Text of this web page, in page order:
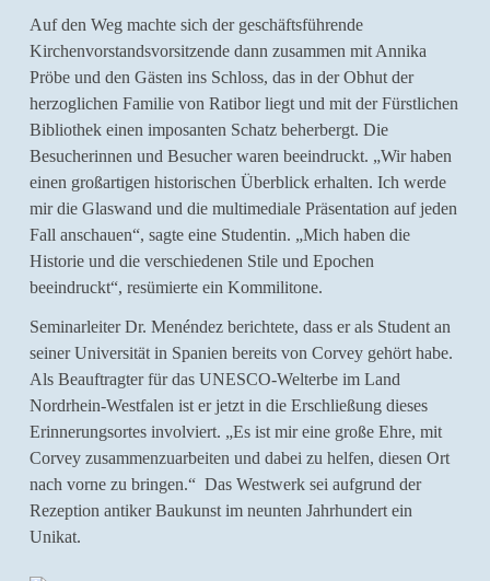
Auf den Weg machte sich der geschäftsführende
Kirchenvorstandsvorsitzende dann zusammen mit Annika
Pröbe und den Gästen ins Schloss, das in der Obhut der
herzoglichen Familie von Ratibor liegt und mit der Fürstlichen
Bibliothek einen imposanten Schatz beherbergt. Die
Besucherinnen und Besucher waren beeindruckt. „Wir haben
einen großartigen historischen Überblick erhalten. Ich werde
mir die Glaswand und die multimediale Präsentation auf jeden
Fall anschauen“, sagte eine Studentin. „Mich haben die
Historie und die verschiedenen Stile und Epochen
beeindruckt“, resümierte ein Kommilitone.
Seminarleiter Dr. Menéndez berichtete, dass er als Student an
seiner Universität in Spanien bereits von Corvey gehört habe.
Als Beauftragter für das UNESCO-Welterbe im Land
Nordrhein-Westfalen ist er jetzt in die Erschließung dieses
Erinnerungsortes involviert. „Es ist mir eine große Ehre, mit
Corvey zusammenzuarbeiten und dabei zu helfen, diesen Ort
nach vorne zu bringen.“ Das Westwerk sei aufgrund der
Rezeption antiker Baukunst im neunten Jahrhundert ein
Unikat.